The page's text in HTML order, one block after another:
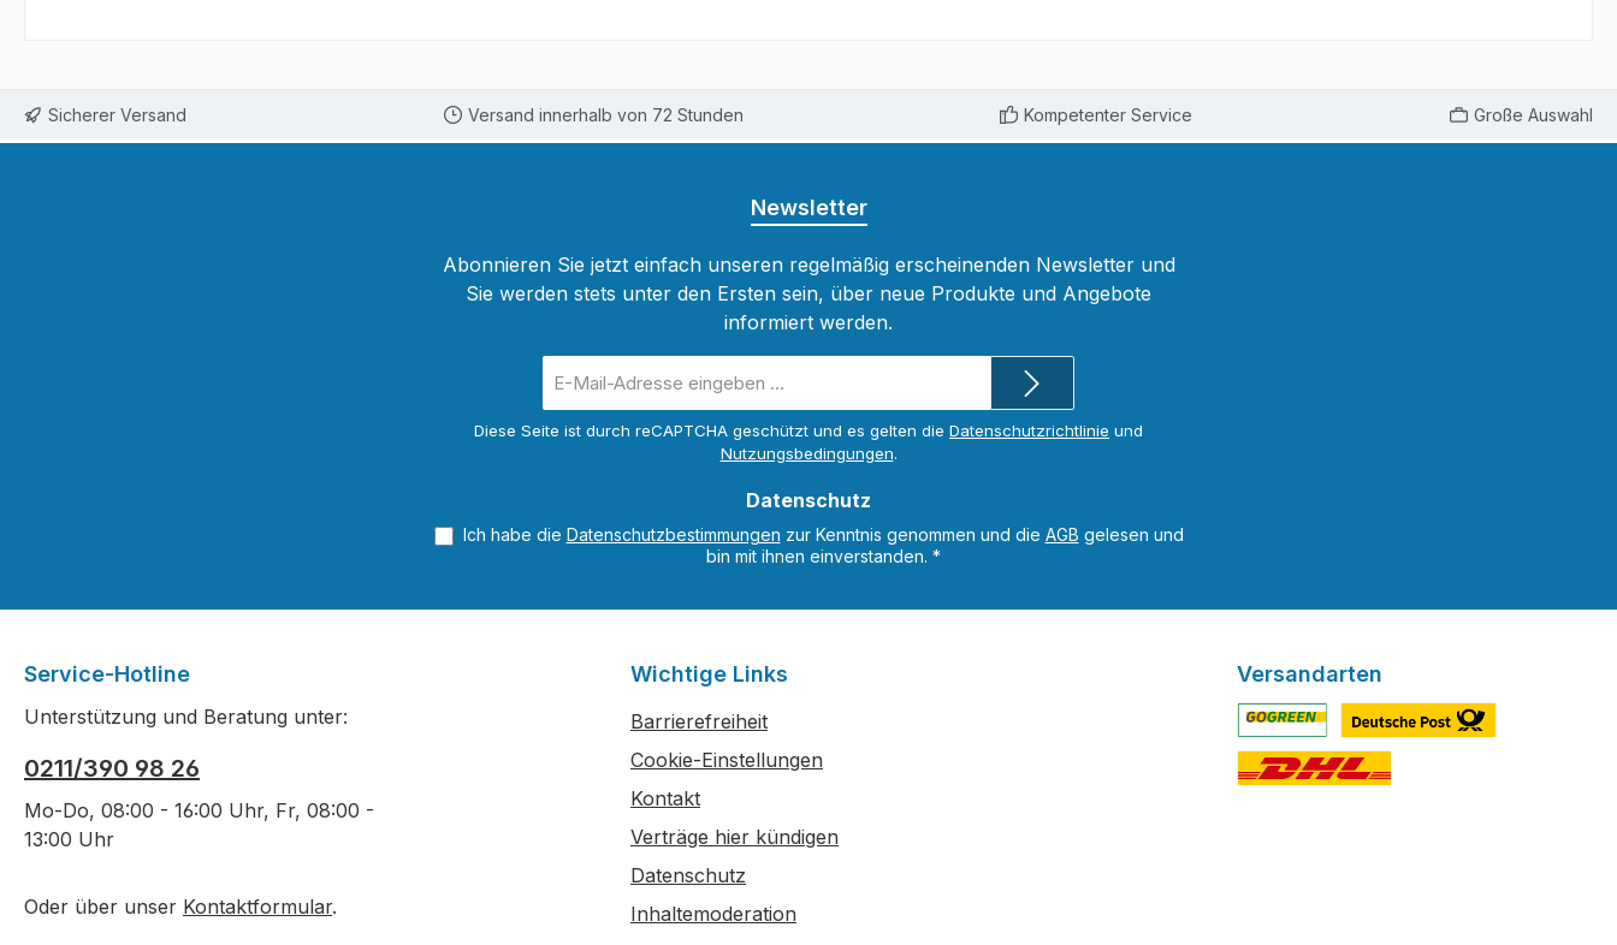
Sicherer Versand Versand innerhalb von 72 Stunden Kompetenter Service Große Auswahl
Newsletter
Abonnieren Sie jetzt einfach unseren regelmäßig erscheinenden Newsletter und
Sie werden stets unter den Ersten sein, über neue Produkte und Angebote
informiert werden.
Mail-
Diese Seite ist durch reCAPTCHA geschützt und es gelten die Datenschutzrichtlinie und
Nutzungsbedingungen.
Datenschutz
Ich habe die Datenschutzbestimmungen zur Kenntnis genommen und die AGB gelesen und
bin mit ihnen einverstanden. *
Service-Hotline
Unterstützung und Beratung unter:
0211/390 98 26
Mo-Do, 08:00 - 16:00 Uhr, Fr, 08:00 -
13:00 Uhr
Oder über unser Kontaktformular.
Wichtige Links
Barrierefreiheit
Cookie-Einstellungen
Kontakt
Verträge hier kündigen
Datenschutz
Inhaltemoderation
Versandarten
Benutzerdefiniertes Bild 1
Benutzerdefiniertes Bild 2